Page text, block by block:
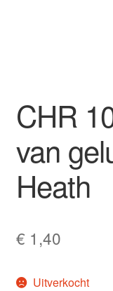
CHR
van
Heath
€ 1,40
Uitverkocht